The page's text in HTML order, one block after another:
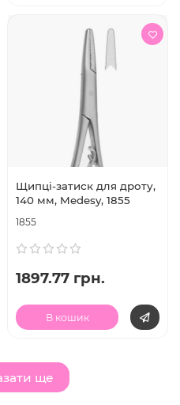
Щипці-затиск для дроту,
140 мм, Medesy, 1855
1855
1897.77 грн.
В кошик
ще